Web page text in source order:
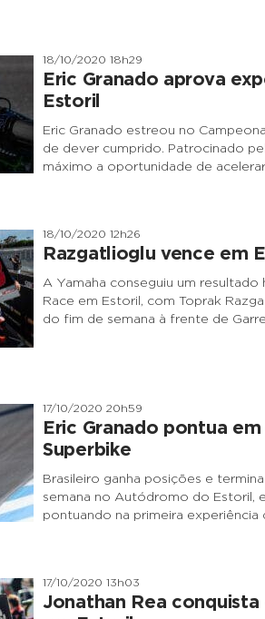
18/10/2020 18h29
Eric Granado aprova
Estoril
Eric Granado estreou no
de dever cumprido. Patrocinado
máximo a oportunidade de
18/10/2020 12h26
Razgatlioglu vence em
A Yamaha conseguiu um
Race em Estoril, com Toprak
do fim de semana à frente de
17/10/2020 20h59
Eric Granado pontua
Superbike
Brasileiro ganha posições e
semana no Autódromo do Estoril,
pontuando na primeira experiência
17/10/2020 13h03
Jonathan Rea